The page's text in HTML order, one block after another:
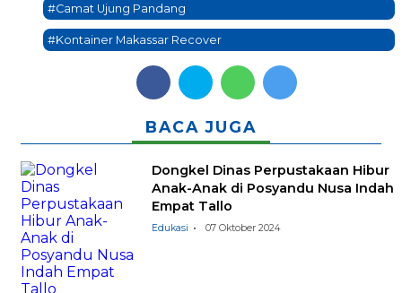
#Camat Ujung Pandang
#Kontainer Makassar Recover
BACA JUGA
Dongkel Dinas Perpustakaan Hibur
Anak-Anak di Posyandu Nusa Indah
Empat Tallo
Edukasi 07 Oktober 2024